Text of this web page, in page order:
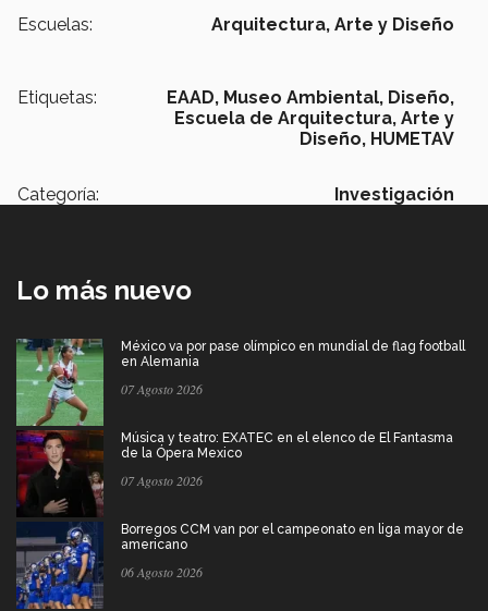
Escuelas: Arquitectura, Arte y Diseño
Etiquetas: EAAD, Museo Ambiental, Diseño,
Escuela de Arquitectura, Arte y
Diseño, HUMETAV
Categoría: Investigación
Lo más nuevo
México va por pase olímpico en mundial de flag football
en Alemania
07 Agosto 2026
Música y teatro: EXATEC en el elenco de El Fantasma
de la Ópera Mexico
07 Agosto 2026
Borregos CCM van por el campeonato en liga mayor de
americano
06 Agosto 2026